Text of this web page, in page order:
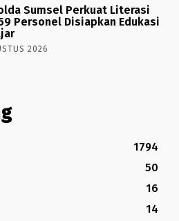
Sumsel Perkuat Literasi
Personel Disiapkan Edukasi
2026
1794
50
16
14